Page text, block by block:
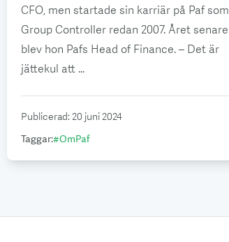
CFO, men startade sin karriär på Paf som
Group Controller redan 2007. Året senare
blev hon Pafs Head of Finance. – Det är
jättekul att ...
Publicerad:20 juni 2024
Taggar:#OmPaf